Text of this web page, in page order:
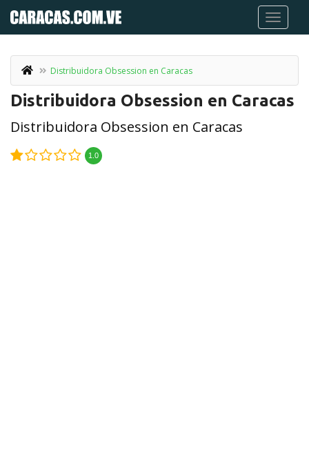
Distribuidora Obsession en Caracas
Distribuidora Obsession en Caracas
Distribuidora Obsession en Caracas
1.0